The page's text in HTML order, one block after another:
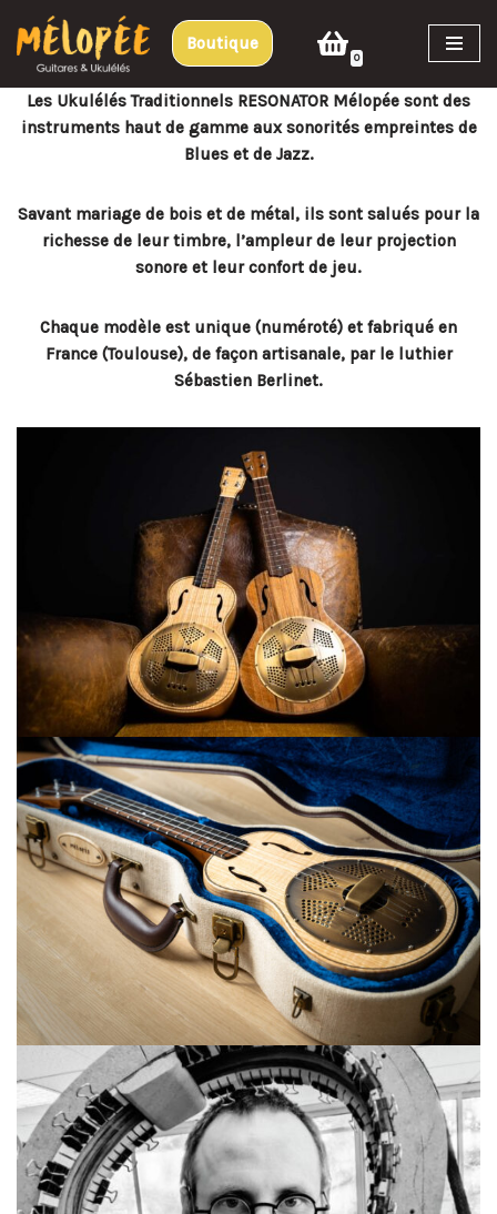
Aller
au
contenu
Boutique
0
Les Ukulélés Traditionnels RESONATOR Mélopée sont des
instruments haut de gamme aux sonorités empreintes de
Blues et de Jazz.
Savant mariage de bois et de métal, ils sont salués pour la
richesse de leur timbre, l’ampleur de leur projection
sonore et leur confort de jeu.
Chaque modèle est unique (numéroté) et fabriqué en
France (Toulouse), de façon artisanale, par le luthier
Sébastien Berlinet.